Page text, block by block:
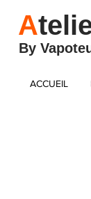
A
By
ACCUEIL